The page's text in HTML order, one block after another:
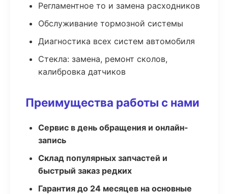
Регламентное то и замена расходников
Обслуживание тормозной системы
Диагностика всех систем автомобиля
Стекла: замена, ремонт сколов,
калибровка датчиков
Преимущества работы с нами
Сервис в день обращения и онлайн-
запись
Склад популярных запчастей и
быстрый заказ редких
Гарантия до 24 месяцев на основные